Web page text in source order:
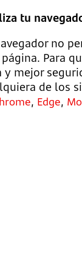
tu
no
Para
y mejor
de los
, Edge,